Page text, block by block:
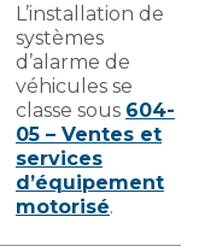
L’installation de
systèmes
d’alarme de
véhicules se
classe sous 604-
05 – Ventes et
services
d’équipement
motorisé.